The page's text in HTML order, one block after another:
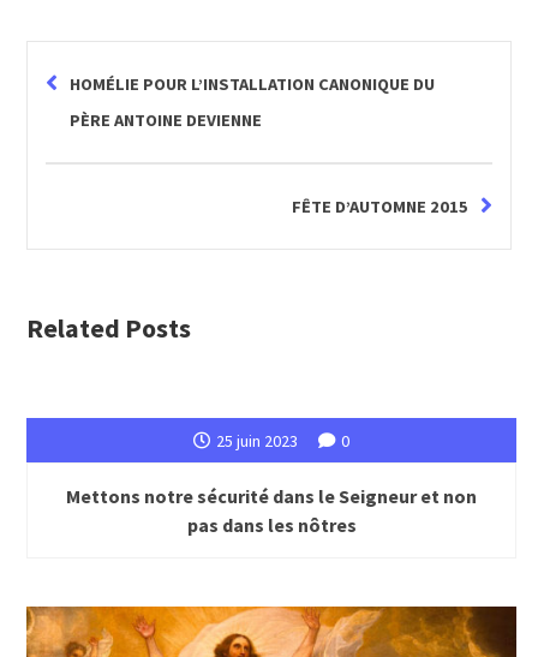
HOMÉLIE POUR L’INSTALLATION CANONIQUE DU
PÈRE ANTOINE DEVIENNE
FÊTE D’AUTOMNE 2015
Related Posts
25 juin 2023 0
Mettons notre sécurité dans le Seigneur et non
pas dans les nôtres